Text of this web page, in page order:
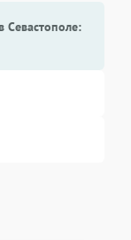
Севастополе: